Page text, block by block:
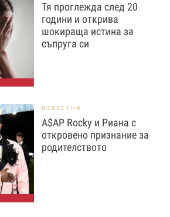
Тя проглежда след 20
години и открива
шокираща истина за
съпруга си
ИЗВЕСТНИ
A$AP Rocky и Риана с
откровено признание за
родителството